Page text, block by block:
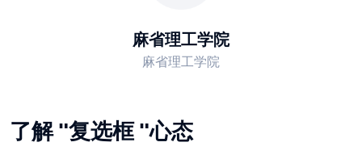
麻省理工学院
麻省理工学院
了解 "复选框 "心态